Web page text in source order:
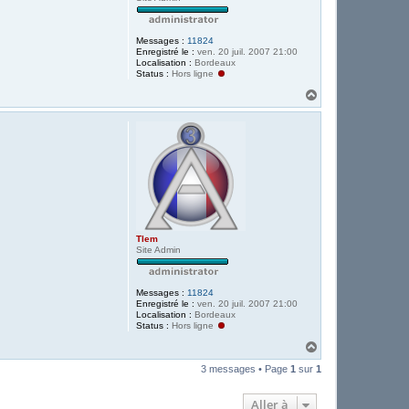
Messages : 11824
Enregistré le : ven. 20 juil. 2007 21:00
Localisation : Bordeaux
Status : Hors ligne
a
Tlem
Site Admin
Messages : 11824
Enregistré le : ven. 20 juil. 2007 21:00
Localisation : Bordeaux
Status : Hors ligne
a
u
3 messages • Page 1 sur 1
Aller à